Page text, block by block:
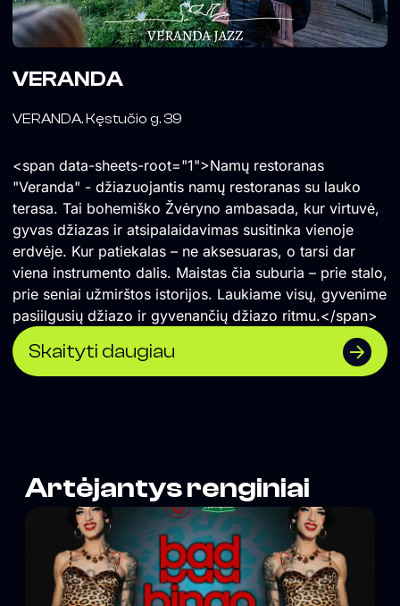
VERANDA
VERANDA. Kęstučio g. 39
<span data-sheets-root="1">Namų restoranas
"Veranda" - džiazuojantis namų restoranas su lauko
terasa. Tai bohemiško Žvėryno ambasada, kur virtuvė,
gyvas džiazas ir atsipalaidavimas susitinka vienoje
erdvėje. Kur patiekalas – ne aksesuaras, o tarsi dar
viena instrumento dalis. Maistas čia suburia – prie stalo,
prie seniai užmirštos istorijos. Laukiame visų, gyvenime
pasiilgusių džiazo ir gyvenančių džiazo ritmu.</span>
Skaityti daugiau
Artėjantys renginiai